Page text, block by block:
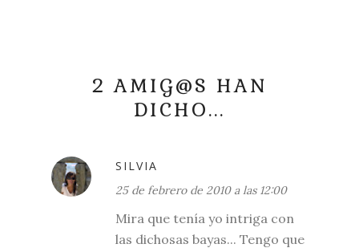
2 AMIG@S HAN
DICHO...
SILVIA
25 de febrero de 2010 a las 12:00
Mira que tenía yo intriga con
las dichosas bayas... Tengo que